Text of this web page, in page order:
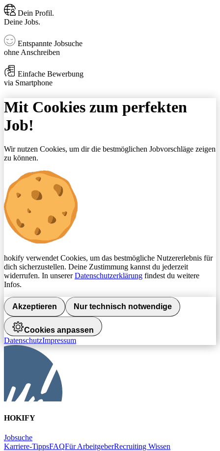
Dein Profil.
Deine Jobs.
Entspannte Jobsuche
ohne Anschreiben
Einfache Bewerbung
via Smartphone
Mit Cookies zum perfekten
Job!
Wir nutzen Cookies, um dir die bestmöglichen Jobvorschläge zeigen
zu können.
hokify verwendet Cookies, um das bestmögliche Nutzererlebnis für
dich sicherzustellen. Deine Zustimmung kannst du jederzeit
widerrufen. In unsererDatenschutzerklärung findest du weitere
Infos.
Akzeptieren Nur technisch notwendige
Cookies anpassen
DatenschutzImpressum
HOKIFY
Jobsuche
Karriere-TippsFAQFür ArbeitgeberRecruiting Wissen